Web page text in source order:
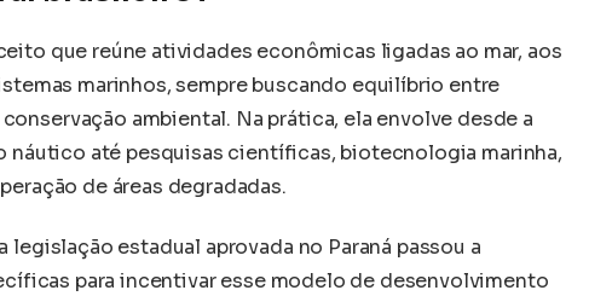
que reúne atividades econômicas ligadas ao mar, aos
marinhos, sempre buscando equilíbrio entre
ambiental. Na prática, ela envolve desde a
náutico até pesquisas científicas, biotecnologia marinha,
de áreas degradadas.
legislação estadual aprovada no Paraná passou a
para incentivar esse modelo de desenvolvimento